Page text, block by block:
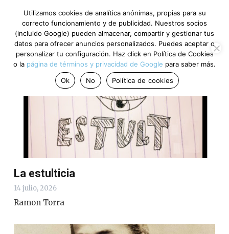
Opinemos
La estulticia
14 julio, 2026
Ramon Torra
Utilizamos cookies de analítica anónimas, propias para su
correcto funcionamiento y de publicidad. Nuestros socios
(incluido Google) pueden almacenar, compartir y gestionar tus
datos para ofrecer anuncios personalizados. Puedes aceptar o
personalizar tu configuración. Haz click en Política de Cookies
o la página de términos y privacidad de Google para saber más.
Ok
No Política de cookies